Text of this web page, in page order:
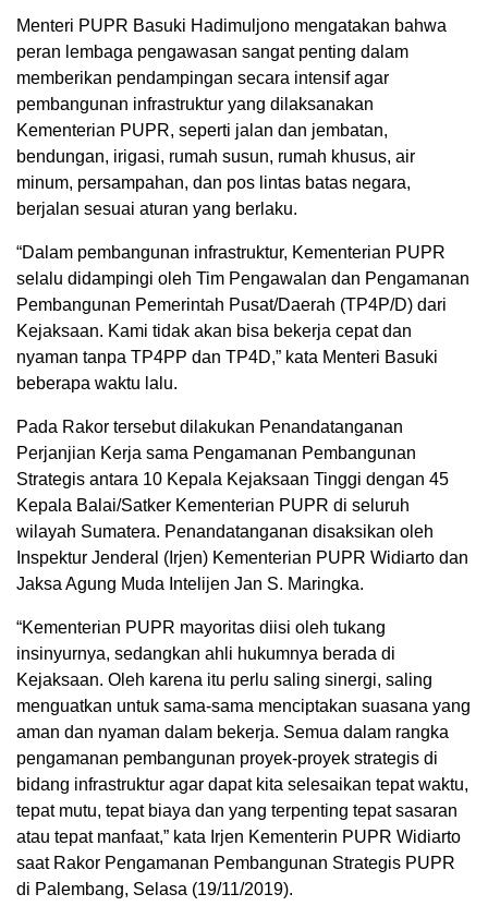
Menteri PUPR Basuki Hadimuljono mengatakan bahwa
peran lembaga pengawasan sangat penting dalam
memberikan pendampingan secara intensif agar
pembangunan infrastruktur yang dilaksanakan
Kementerian PUPR, seperti jalan dan jembatan,
bendungan, irigasi, rumah susun, rumah khusus, air
minum, persampahan, dan pos lintas batas negara,
berjalan sesuai aturan yang berlaku.
“Dalam pembangunan infrastruktur, Kementerian PUPR
selalu didampingi oleh Tim Pengawalan dan Pengamanan
Pembangunan Pemerintah Pusat/Daerah (TP4P/D) dari
Kejaksaan. Kami tidak akan bisa bekerja cepat dan
nyaman tanpa TP4PP dan TP4D,” kata Menteri Basuki
beberapa waktu lalu.
Pada Rakor tersebut dilakukan Penandatanganan
Perjanjian Kerja sama Pengamanan Pembangunan
Strategis antara 10 Kepala Kejaksaan Tinggi dengan 45
Kepala Balai/Satker Kementerian PUPR di seluruh
wilayah Sumatera. Penandatanganan disaksikan oleh
Inspektur Jenderal (Irjen) Kementerian PUPR Widiarto dan
Jaksa Agung Muda Intelijen Jan S. Maringka.
“Kementerian PUPR mayoritas diisi oleh tukang
insinyurnya, sedangkan ahli hukumnya berada di
Kejaksaan. Oleh karena itu perlu saling sinergi, saling
menguatkan untuk sama-sama menciptakan suasana yang
aman dan nyaman dalam bekerja. Semua dalam rangka
pengamanan pembangunan proyek-proyek strategis di
bidang infrastruktur agar dapat kita selesaikan tepat waktu,
tepat mutu, tepat biaya dan yang terpenting tepat sasaran
atau tepat manfaat,” kata Irjen Kementerin PUPR Widiarto
saat Rakor Pengamanan Pembangunan Strategis PUPR
di Palembang, Selasa (19/11/2019).